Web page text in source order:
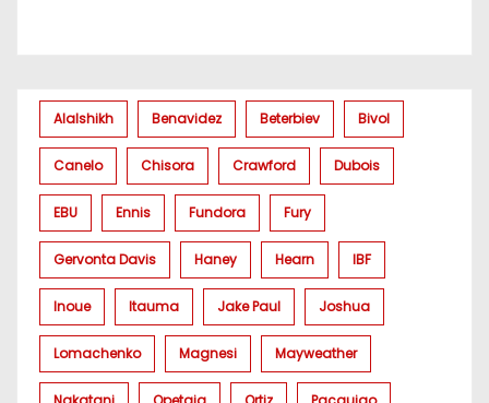
Alalshikh Benavidez Beterbiev Bivol
Canelo Chisora Crawford Dubois
EBU Ennis Fundora Fury
Gervonta Davis Haney Hearn IBF
Inoue Itauma Jake Paul Joshua
Lomachenko Magnesi Mayweather